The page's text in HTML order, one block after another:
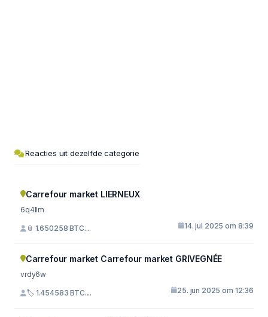
Reacties uit dezelfde categorie
Carrefour market LIERNEUX
6q4llm
📎 1.650258 BTC.... 14. jul 2025 om 8:39
Carrefour market Carrefour market GRIVEGNÉE
vrdy6w
🏷 1.454583 BTC.... 25. jun 2025 om 12:36